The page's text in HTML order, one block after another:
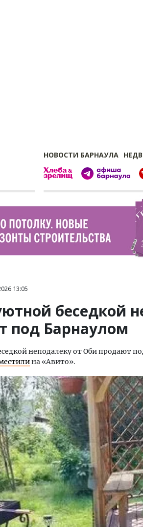
НОВОСТИ БАРНАУЛА
13:05
беседкой
под Барнаулом
неподалеку от Оби продают
на «Авито».
Смелость